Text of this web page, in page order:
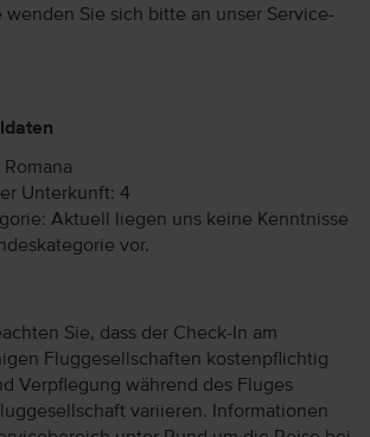
wenden Sie sich bitte an unser Service-
Unterkunft: 4
Aktuell liegen uns keine Kenntnisse
vor.
Sie, dass der Check-In am
Fluggesellschaften kostenpflichtig
Verpflegung während des Fluges
variieren. Informationen